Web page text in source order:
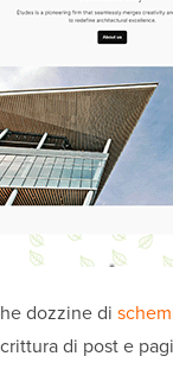
dozzine di
di post e